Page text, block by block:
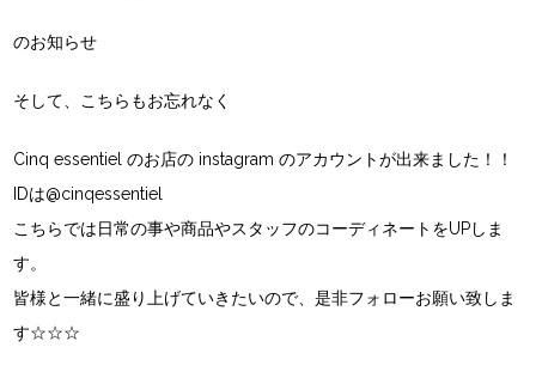
のお知らせ
そして、こちらもお忘れなく
Cinq essentielのお店の instagram のアカウントが出来ました！！
IDは@cinqessentiel
こちらでは日常の事や商品やスタッフのコーディネートをUPしま
す。
皆様と一緒に盛り上げていきたいので、是非フォローお願い致しま
す☆☆☆